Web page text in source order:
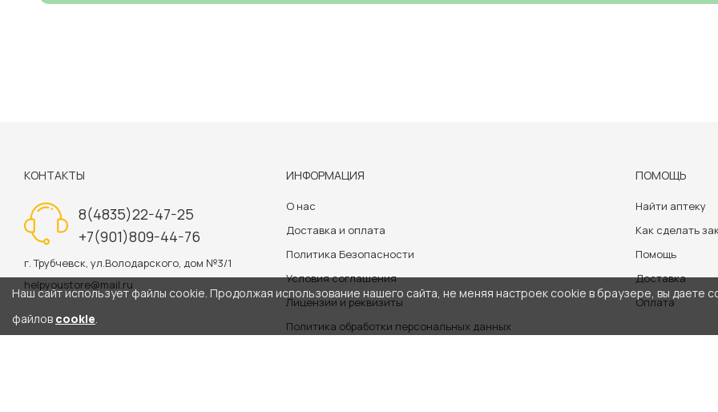
КОНТАКТЫ
8(4835)22-47-25
+7(901)809-44-76
г. Трубчевск, ул.Володарского, дом №3/1
helpyoustore@mail.ru
ИНФОРМАЦИЯ
О нас
Доставка и оплата
Политика Безопасности
Условия соглашения
Лицензии и реквизиты
Политика обработки персональных данных
ПОМОЩЬ
Найти аптеку
Как сделать
Помощь
Доставка
Оплата
Наш сайт использует файлы cookie. Продолжая использование нашего сайта, не меняя настроек cookie в браузере, вы даете
файлов cookie.